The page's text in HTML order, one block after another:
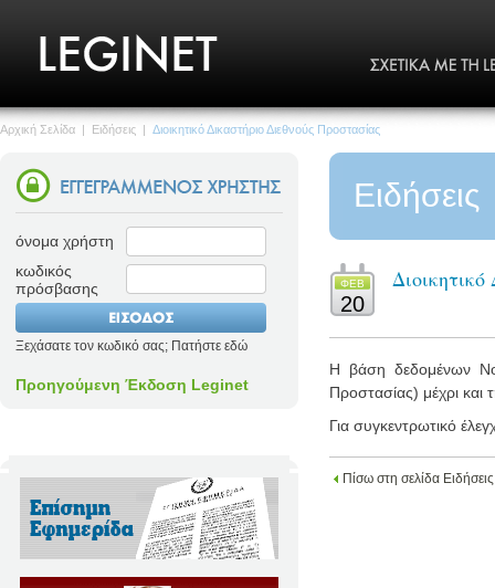
Αρχική Σελίδα | Ειδήσεις | Διοικητικό Δικαστήριο Διεθνούς Προστασίας
όνομα χρήστη
κωδικός
πρόσβασης
Ξεχάσατε τον κωδικό σας; Πατήστε εδώ
Προηγούμενη Έκδοση Leginet
Ειδήσεις
ΦΕΒ
20
Η βάση δεδομένων
Προστασίας) μέχρι και
Για συγκεντρωτικό
Πίσω στη σελίδα Ειδήσεις